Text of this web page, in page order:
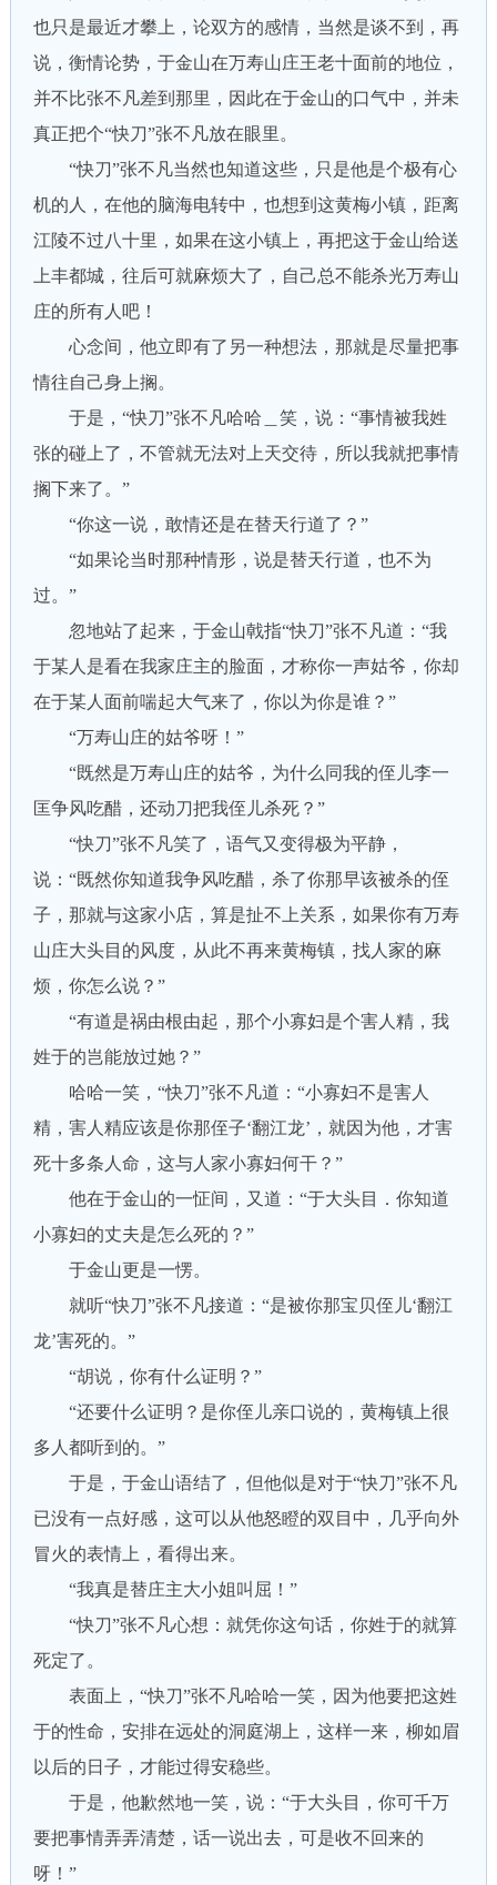
也只是最近才攀上，论双方的感情，当然是谈不到，再
说，衡情论势，于金山在万寿山庄王老十面前的地位，
并不比张不凡差到那里，因此在于金山的口气中，并未
真正把个“快刀”张不凡放在眼里。
“快刀”张不凡当然也知道这些，只是他是个极有心
机的人，在他的脑海电转中，也想到这黄梅小镇，距离
江陵不过八十里，如果在这小镇上，再把这于金山给送
上丰都城，往后可就麻烦大了，自己总不能杀光万寿山
庄的所有人吧！
心念间，他立即有了另一种想法，那就是尽量把事
情往自己身上搁。
于是，“快刀”张不凡哈哈＿笑，说：“事情被我姓
张的碰上了，不管就无法对上天交待，所以我就把事情
搁下来了。”
“你这一说，敢情还是在替天行道了？”
“如果论当时那种情形，说是替天行道，也不为
过。”
忽地站了起来，于金山戟指“快刀”张不凡道：“我
于某人是看在我家庄主的脸面，才称你一声姑爷，你却
在于某人面前喘起大气来了，你以为你是谁？”
“万寿山庄的姑爷呀！”
“既然是万寿山庄的姑爷，为什么同我的侄儿李一
匡争风吃醋，还动刀把我侄儿杀死？”
“快刀”张不凡笑了，语气又变得极为平静，
说：“既然你知道我争风吃醋，杀了你那早该被杀的侄
子，那就与这家小店，算是扯不上关系，如果你有万寿
山庄大头目的风度，从此不再来黄梅镇，找人家的麻
烦，你怎么说？”
“有道是祸由根由起，那个小寡妇是个害人精，我
姓于的岂能放过她？”
哈哈一笑，“快刀”张不凡道：“小寡妇不是害人
精，害人精应该是你那侄子‘翻江龙’，就因为他，才害
死十多条人命，这与人家小寡妇何干？”
他在于金山的一怔间，又道：“于大头目．你知道
小寡妇的丈夫是怎么死的？”
于金山更是一愣。
就听“快刀”张不凡接道：“是被你那宝贝侄儿‘翻江
龙’害死的。”
“胡说，你有什么证明？”
“还要什么证明？是你侄儿亲口说的，黄梅镇上很
多人都听到的。”
于是，于金山语结了，但他似是对于“快刀”张不凡
已没有一点好感，这可以从他怒瞪的双目中，几乎向外
冒火的表情上，看得出来。
“我真是替庄主大小姐叫屈！”
“快刀”张不凡心想：就凭你这句话，你姓于的就算
死定了。
表面上，“快刀”张不凡哈哈一笑，因为他要把这姓
于的性命，安排在远处的洞庭湖上，这样一来，柳如眉
以后的日子，才能过得安稳些。
于是，他歉然地一笑，说：“于大头目，你可千万
要把事情弄弄清楚，话一说出去，可是收不回来的
呀！”